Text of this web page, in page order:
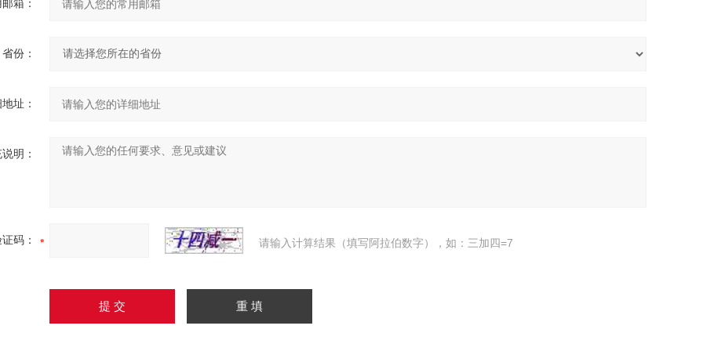
箱：
省份：
址：
明：
码： 请输入计算结果（填写阿拉伯数字），如：三加四=7